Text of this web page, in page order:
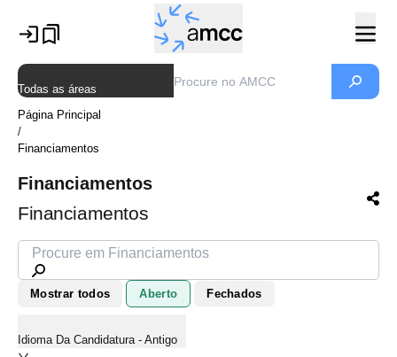
Todas as áreas
Página Principal
/
Financiamentos
Financiamentos
Financiamentos
Mostrar todos Aberto Fechados
Idioma Da Candidatura - Antigo